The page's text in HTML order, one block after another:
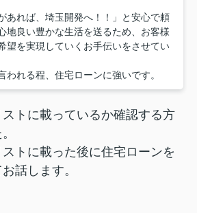
あれば、埼玉開発へ！！」と安心で頼
地良い豊かな生活を送るため、お客様
望を実現していくお手伝いをさせてい
われる程、住宅ローンに強いです。
トに載っているか確認する方
トに載った後に住宅ローンを
話します。